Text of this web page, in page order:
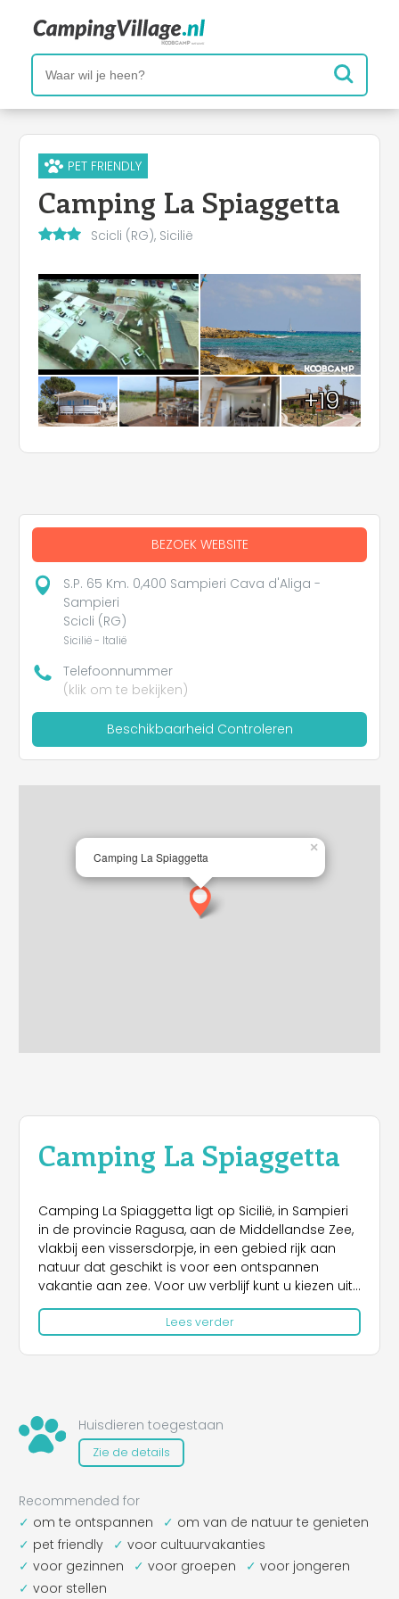
PET FRIENDLY
Camping La Spiaggetta
Scicli (RG), Sicilië
+19
Camping La Spiaggetta
Camping La Spiaggetta ligt op Sicilië, in Sampieri
in de provincie Ragusa, aan de Middellandse Zee,
vlakbij een vissersdorpje, in een gebied rijk aan
natuur dat geschikt is voor een ontspannen
vakantie aan zee. Voor uw verblijf kunt u kiezen uit
staanplaatsen met aansluiting op het
elektriciteitsnet en waterkolommen, geschikt voor
zowel tenten als campers. Ze zijn ook uitgerust
met douches met warm water en wastafels,
vakantie in een van de bungalows, met vijf of zes
bedden verdeeld over twee kamers, uitgerust met
een ingerichte keuken, interne badkamer,
airconditioning en veranda. Het bouwwerk kent
geen architectonische barrières en is daarom ook
geschikt voor een vakantie voor gasten met een
motorische beperking. Op camping La Spiaggetta
kunt u zonder beperkingen verblijven in het
gezelschap van uw viervoetige vrienden. Op
Camping La Spiaggetta is er een uitgerust strand
Lees verder
Huisdieren toegestaan
Zie de details
Recommended for
om te ontspannen
om van de natuur te genieten
pet friendly
voor cultuurvakanties
voor gezinnen
voor groepen
voor jongeren
voor stellen
BEZOEK WEBSITE
S.P. 65 Km. 0,400 Sampieri Cava d'Aliga -
Sampieri
Scicli (RG)
Sicilië - Italië
Telefoonnummer
(klik om te bekijken)
Beschikbaarheid Controleren
Camping La Spiaggetta
×